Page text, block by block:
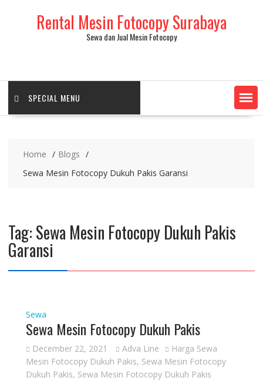
Rental Mesin Fotocopy Surabaya
Sewa dan Jual Mesin Fotocopy
SPECIAL MENU
Home
Blogs
Sewa Mesin Fotocopy Dukuh Pakis Garansi
Tag:Sewa Mesin Fotocopy Dukuh Pakis
Garansi
Sewa
Sewa Mesin Fotocopy Dukuh Pakis
December 22, 2021 Adva Line
Harga Sewa
Mesin Fotocopy Dukuh Pakis, Sewa Mesin Fotocopy
Dukuh Pakis, Sewa Mesin Fotocopy Dukuh Pakis